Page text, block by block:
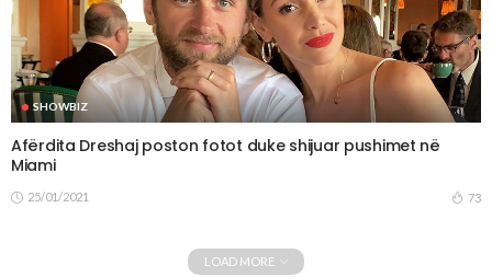
SHOWBIZ
Afërdita Dreshaj poston fotot duke shijuar pushimet në
Miami
25/01/2021 73
LOAD MORE